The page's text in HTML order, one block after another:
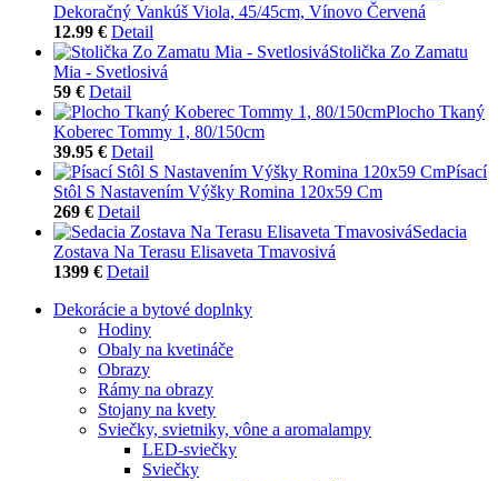
Dekoračný Vankúš Viola, 45/45cm, Vínovo Červená
12.99 € Detail
Stolička Zo Zamatu
Mia - Svetlosivá
59 € Detail
Plocho Tkaný
Koberec Tommy 1, 80/150cm
39.95 € Detail
Písací
Stôl S Nastavením Výšky Romina 120x59 Cm
269 € Detail
Sedacia
Zostava Na Terasu Elisaveta Tmavosivá
1399 € Detail
Dekorácie a bytové doplnky
Hodiny
Obaly na kvetináče
Obrazy
Rámy na obrazy
Stojany na kvety
Sviečky, svietniky, vône a aromalampy
LED-sviečky
Sviečky